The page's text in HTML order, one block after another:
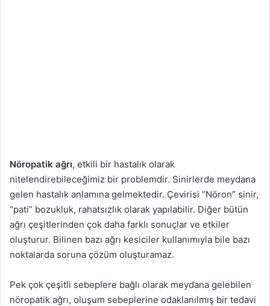
e
k
Nöropatik ağrı, etkili bir hastalık olarak
nitelendirebileceğimiz bir problemdir. Sinirlerde meydana
gelen hastalık anlamına gelmektedir. Çevirisi “Nöron” sinir,
“pati” bozukluk, rahatsızlık olarak yapılabilir. Diğer bütün
ağrı çeşitlerinden çok daha farklı sonuçlar ve etkiler
oluşturur. Bilinen bazı ağrı kesiciler kullanımıyla bile bazı
noktalarda soruna çözüm oluşturamaz.
Pek çok çeşitli sebeplere bağlı olarak meydana gelebilen
nöropatik ağrı, oluşum sebeplerine odaklanılmış bir tedavi